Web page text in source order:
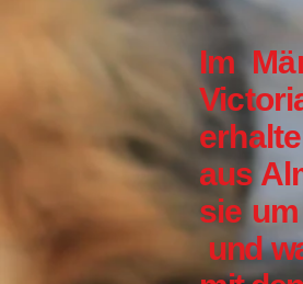
Im
aus
sie um
und